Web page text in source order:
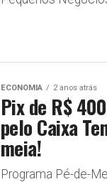
ECONOMIA 2 anos atrás
Pix de R$
pelo Caixa
meia!
Programa Pé-de-